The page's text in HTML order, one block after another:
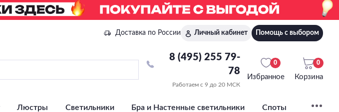
Доставка по России Личный кабинет Помощь с выбором
8 (495) 255 79-
78
Работаем с 9 до 20 МСК
Избранное
0
Корзина
0
Люстры Светильники Бра и Настенные светильники Споты